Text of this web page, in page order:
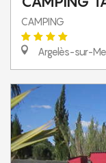
CAMPING
Argelès-sur-